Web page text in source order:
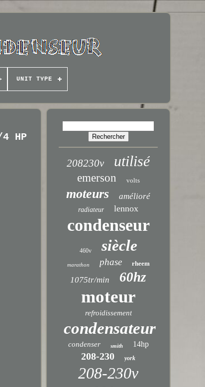
UNIT TYPE
4 HP
208230v utilisé
emerson volts
moteurs amélioré
radiateur lennox
condenseur
460v siècle
marathon phase rheem
1075tr/min 60hz
moteur
refroidissement
condensateur
condenser smith 14hp
208-230 york
208-230v